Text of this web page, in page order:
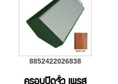
8852422026838